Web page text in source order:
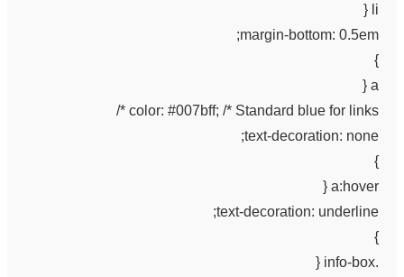
li {
margin-bottom: 0.5em;
}
a {
color: #007bff; /* Standard blue for links */
text-decoration: none;
}
a:hover {
text-decoration: underline;
}
.info-box {